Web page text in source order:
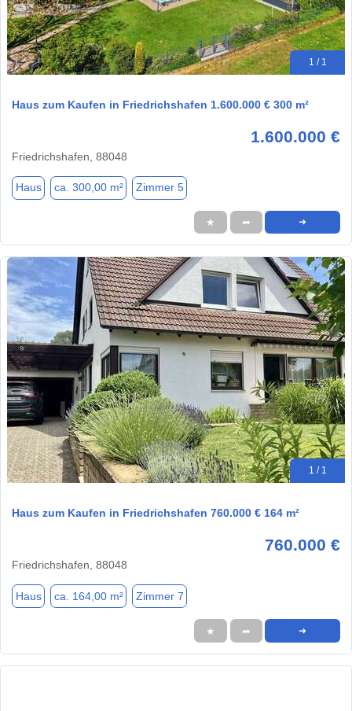
1 / 1
Haus zum Kaufen in Friedrichshafen 1.600.000 € 300 m²
1.600.000 €
Friedrichshafen, 88048
Haus ca. 300,00 m² Zimmer 5
★ ➦ ➜
1 / 1
Haus zum Kaufen in Friedrichshafen 760.000 € 164 m²
760.000 €
Friedrichshafen, 88048
Haus ca. 164,00 m² Zimmer 7
★ ➦ ➜